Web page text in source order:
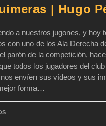
| Hugo
a nuestros jugones, y hoy
con uno de los Ala Derecha
parón de la competición,
todos los jugadores del
envíen sus vídeos y sus
forma…